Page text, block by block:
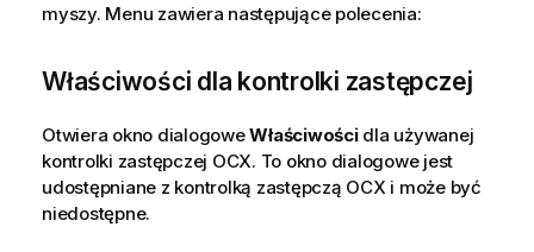
myszy. Menu zawiera następujące polecenia:
Właściwości dla kontrolki zastępczej
Otwiera okno dialogoweWłaściwościdla używanej
kontrolki zastępczej OCX. To okno dialogowe jest
udostępniane z kontrolką zastępczą OCX i może być
niedostępne.